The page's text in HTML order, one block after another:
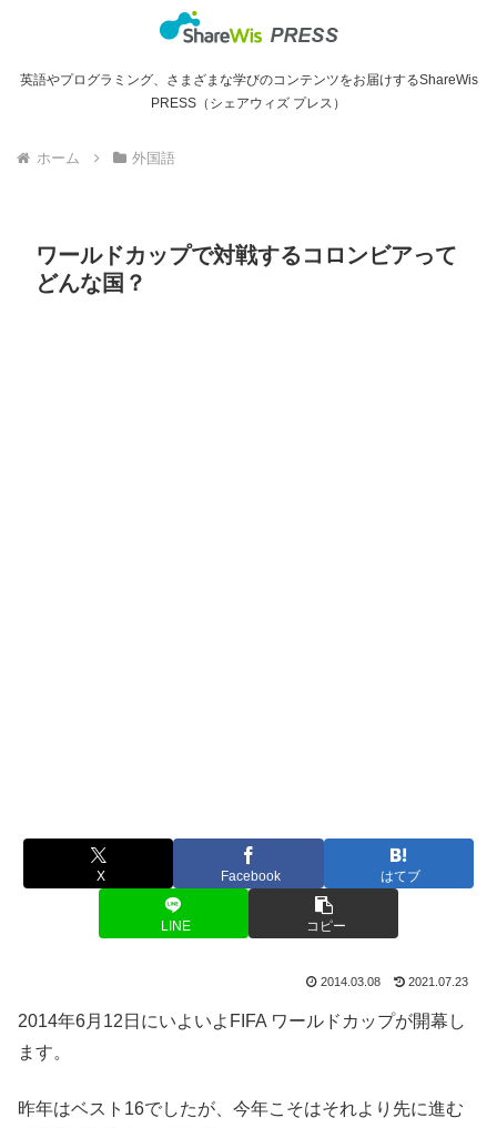
英語やプログラミング、さまざまな学びのコンテンツをお届けするShareWis
PRESS（シェアウィズ プレス）
ホーム 外国語
ワールドカップで対戦するコロンビアって
どんな国？
X Facebook はてブ
LINE コピー
2014.03.08 2021.07.23
2014年6月12日にいよいよFIFA ワールドカップが開幕し
ます。
昨年はベスト16でしたが、今年こそはそれより先に進む